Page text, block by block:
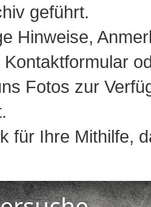
geführt.
Hinweise,
Kontaktformular
Fotos zur
für Ihre Mithilfe,